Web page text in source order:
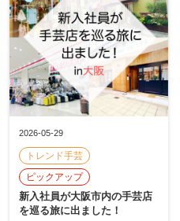
2026-05-29
トレンド手芸
ピックアップ
新入社員が大阪市内の手芸店
を巡る旅に出ました！